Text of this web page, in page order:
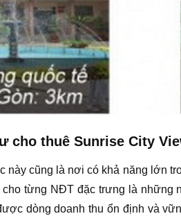
cho thuê Sunrise City
này cũng là nơi có khả năng lớn
cho từng NĐT đặc trưng là
dòng doanh thu ổn định và